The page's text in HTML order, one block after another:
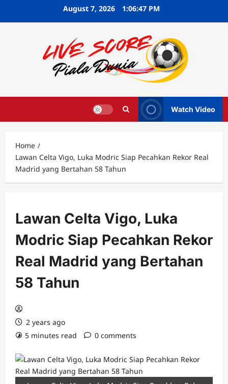
August 7, 2026 1:06:48 PM
Watch Video
Home
Lawan Celta Vigo, Luka Modric Siap Pecahkan Rekor Real
Madrid yang Bertahan 58 Tahun
Lawan Celta Vigo, Luka
Modric Siap Pecahkan Rekor
Real Madrid yang Bertahan
58 Tahun
2 years ago
5 minutes read
0 comments